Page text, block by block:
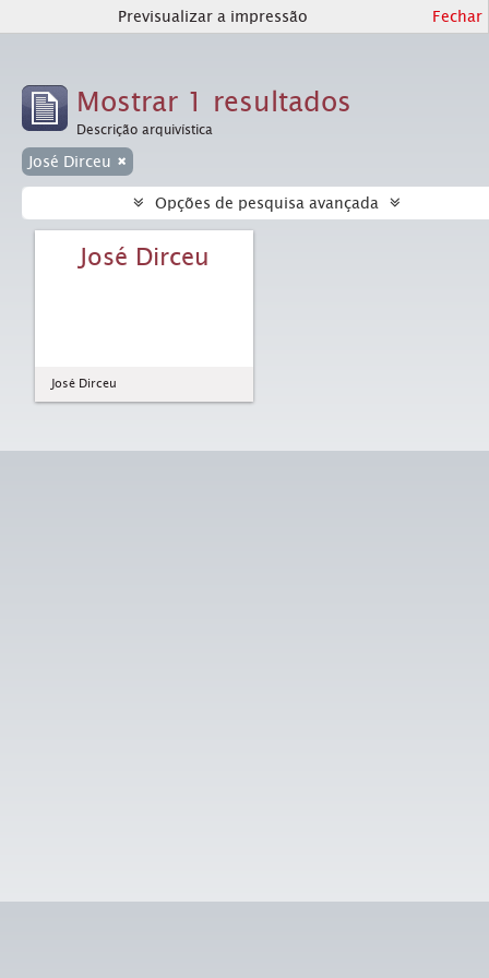
Previsualizar a impressão Fechar
Mostrar 1 resultados
Descrição arquivística
José Dirceu
Opções de pesquisa avançada
José Dirceu
José Dirceu